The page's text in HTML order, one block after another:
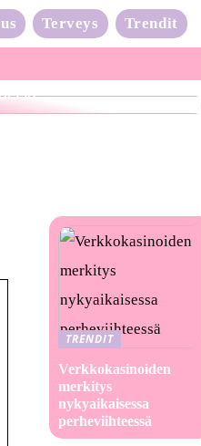
Terveys Trendit
aalto on täydessä
TRENDIT
Verkkokasinoiden
merkitys
nykyaikaisessa
perheviihteessä